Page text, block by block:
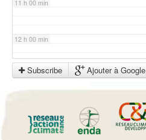
11 h 00 min
12 h 00 min
13 h 00 min
Subscribe Ajouter à Google